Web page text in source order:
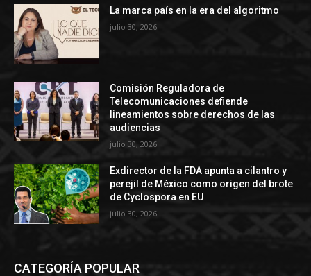
La marca país en la era del algoritmo
julio 30, 2026
Comisión Reguladora de
Telecomunicaciones defiende
lineamientos sobre derechos de las
audiencias
julio 30, 2026
Exdirector de la FDA apunta a cilantro y
perejil de México como origen del brote
de Cyclospora en EU
julio 30, 2026
CATEGORÍA POPULAR